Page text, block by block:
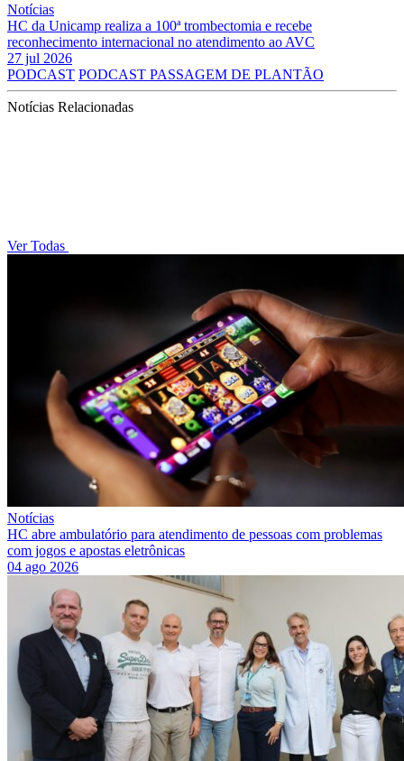
Notícias
HC da Unicamp realiza a 100ª trombectomia e recebe
reconhecimento internacional no atendimento ao AVC
27 jul 2026
PODCAST PODCAST PASSAGEM DE PLANTÃO
Notícias Relacionadas
Ver Todas
Notícias
HC abre ambulatório para atendimento de pessoas com problemas
com jogos e apostas eletrônicas
04 ago 2026